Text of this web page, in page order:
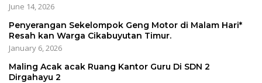
June 14, 2026
Penyerangan Sekelompok Geng Motor di Malam Hari*
Resah kan Warga Cikabuyutan Timur.
January 6, 2026
Maling Acak acak Ruang Kantor Guru Di SDN 2
Dirgahayu 2